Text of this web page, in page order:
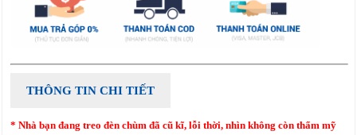
THÔNG TIN CHI TIẾT
* Nhà bạn đang treo đèn chùm đã cũ kĩ, lỗi thời, nhìn không còn thẩm mỹ